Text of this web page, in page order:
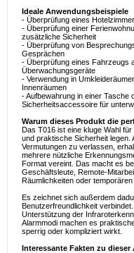
Ideale Anwendungsbeispiele
- Überprüfung eines
- Überprüfung einer
zusätzliche Sicherheit
- Überprüfung von
Gesprächen
- Überprüfung eines Fahrzeugs
Überwachungsgeräte
- Verwendung in
Innenräumen
- Aufbewahrung in einer Tasche
Sicherheitsaccessoire für
Warum dieses Produkt die
Das T016 ist eine kluge Wahl
und praktische Sicherheit
Vermutungen zu verlassen,
mehrere nützliche
Format vereint. Das macht es
Geschäftsleute, Remote-
Räumlichkeiten oder
Es zeichnet sich außerdem
Benutzerfreundlichkeit
Unterstützung der
Alarmmodi machen es
sperrig oder kompliziert wirkt.
Interessante Fakten zu dieser